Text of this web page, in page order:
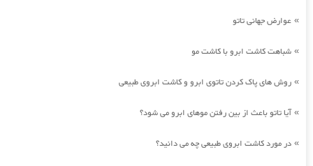
» عوارض جهانی تاتو
» شباهت کاشت ابرو با کاشت مو
» روش های پاک کردن تاتوی ابرو و کاشت ابروی طبیعی
»آیا تاتو باعث از بین رفتن موهای ابرو می شود؟
» در مورد کاشت ابروی طبیعی چه می دانید؟